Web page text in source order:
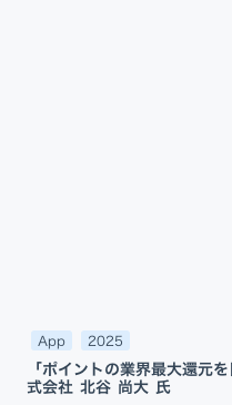
App 2025
「ポイントの業界最大還元
式会社 北谷 尚大 氏